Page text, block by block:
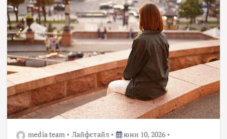
media team Лайфстайл юни 10, 2026